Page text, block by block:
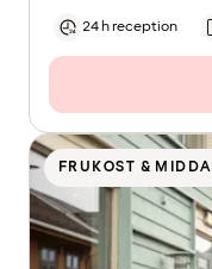
24 h reception
FRUKOST &